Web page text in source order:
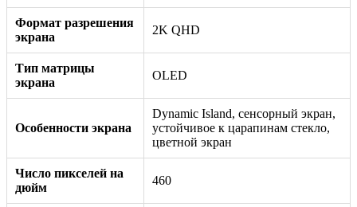
Формат разрешения
экрана
2K QHD
Тип матрицы
экрана
OLED
Особенности экрана
Dynamic Island, сенсорный экран,
устойчивое к царапинам стекло,
цветной экран
Число пикселей на
дюйм
460